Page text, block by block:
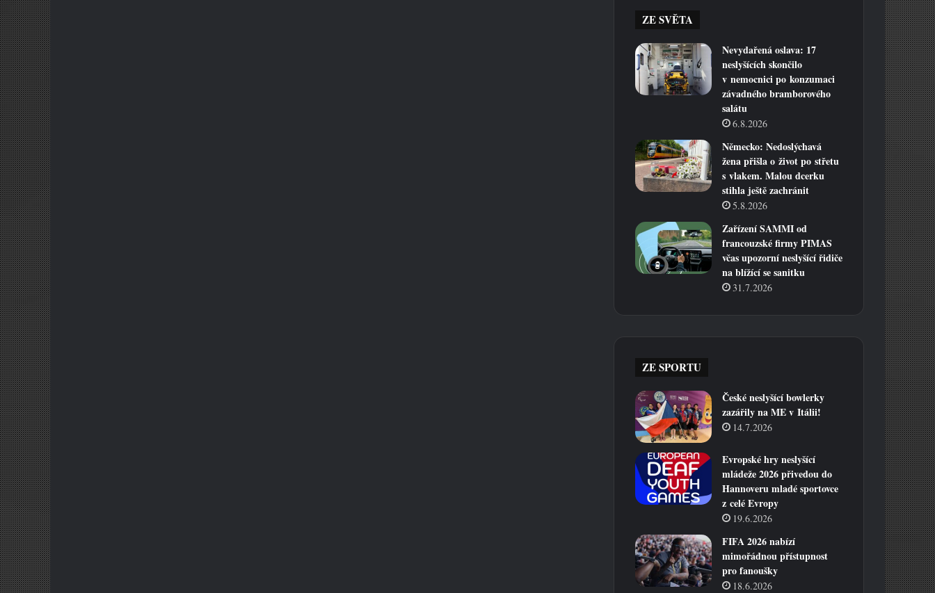
ZE SVĚTA
Nevydařená oslava: 17
neslyšících skončilo
v nemocnici po konzumaci
závadného bramborového
salátu
6.8.2026
Německo: Nedoslýchavá
žena přišla o život po střetu
s vlakem. Malou dcerku
stihla ještě zachránit
5.8.2026
Zařízení SAMMI od
francouzské firmy PIMAS
včas upozorní neslyšící řidiče
na blížící se sanitku
31.7.2026
ZE SPORTU
České neslyšící bowlerky
zazářily na ME v Itálii!
14.7.2026
Evropské hry neslyšící
mládeže 2026 přivedou do
Hannoveru mladé sportovce
z celé Evropy
19.6.2026
FIFA 2026 nabízí
mimořádnou přístupnost
pro fanoušky
18.6.2026